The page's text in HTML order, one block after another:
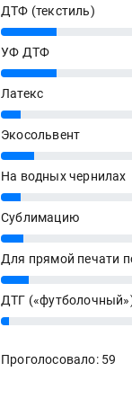
ДТФ (текстиль)
20%
УФ ДТФ
20%
Латекс
7%
Экосольвент
12%
На водных чернилах
7%
Сублимацию
8%
Для прямой печати
10%
ДТГ
3%
Проголосовало: 59